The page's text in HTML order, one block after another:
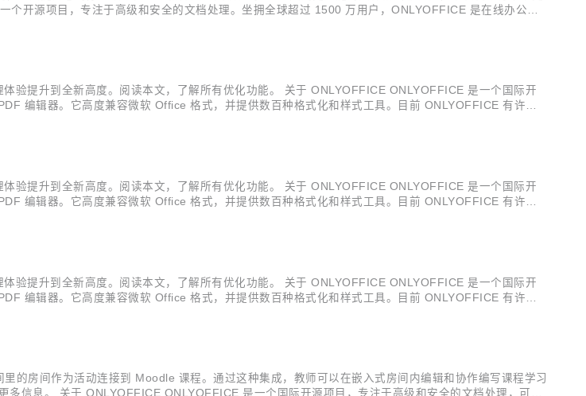
开源项目，专注于高级和安全的文档处理。坐拥全球超过 1500 万用户，ONLYOFFICE 是在线办公领
验提升到全新高度。阅读本文，了解所有优化功能。 关于 ONLYOFFICE ONLYOFFICE 是一个国际开
编辑器。它高度兼容微软 Office 格式，并提供数百种格式化和样式工具。目前 ONLYOFFICE 有许多
验提升到全新高度。阅读本文，了解所有优化功能。 关于 ONLYOFFICE ONLYOFFICE 是一个国际开
编辑器。它高度兼容微软 Office 格式，并提供数百种格式化和样式工具。目前 ONLYOFFICE 有许多
验提升到全新高度。阅读本文，了解所有优化功能。 关于 ONLYOFFICE ONLYOFFICE 是一个国际开
编辑器。它高度兼容微软 Office 格式，并提供数百种格式化和样式工具。目前 ONLYOFFICE 有许多
的房间作为活动连接到 Moodle 课程。通过这种集成，教师可以在嵌入式房间内编辑和协作编写课程学习
信息。 关于 ONLYOFFICE ONLYOFFICE 是一个国际开源项目，专注于高级和安全的文档处理，可提